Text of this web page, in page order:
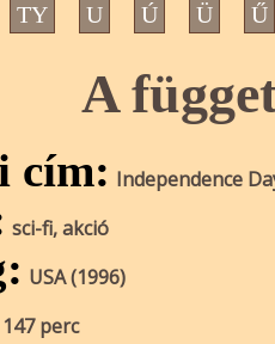
TY U Ú Ü Ű
A
cím: Independence
sci-fi, akció
USA (1996)
147 perc